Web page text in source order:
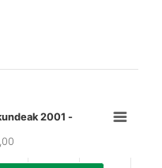
2001 -